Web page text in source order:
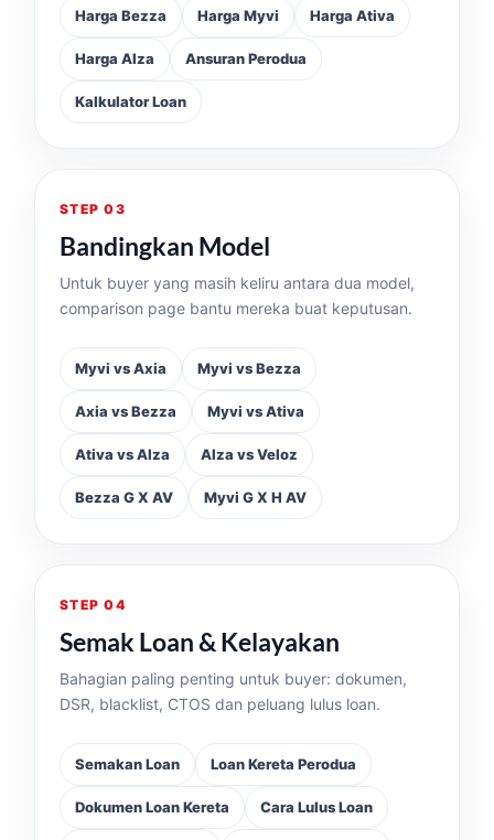
Harga Bezza Harga Myvi Harga Ativa
Harga Alza Ansuran Perodua
Kalkulator Loan
STEP 03
Bandingkan Model
Untuk buyer yang masih keliru antara dua model,
comparison page bantu mereka buat keputusan.
Myvi vs Axia Myvi vs Bezza
Axia vs Bezza Myvi vs Ativa
Ativa vs Alza Alza vs Veloz
Bezza G X AV Myvi G X H AV
STEP 04
Semak Loan & Kelayakan
Bahagian paling penting untuk buyer: dokumen,
DSR, blacklist, CTOS dan peluang lulus loan.
Semakan Loan Loan Kereta Perodua
Dokumen Loan Kereta Cara Lulus Loan